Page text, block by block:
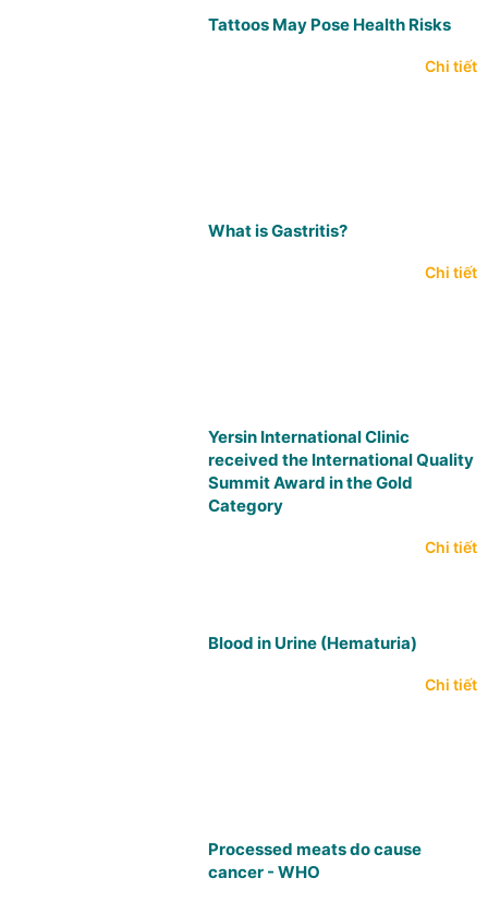
Tattoos May Pose Health Risks
Chi tiết
What is Gastritis?
Chi tiết
Yersin International Clinic
received the International Quality
Summit Award in the Gold
Category
Chi tiết
Blood in Urine (Hematuria)
Chi tiết
Processed meats do cause
cancer - WHO